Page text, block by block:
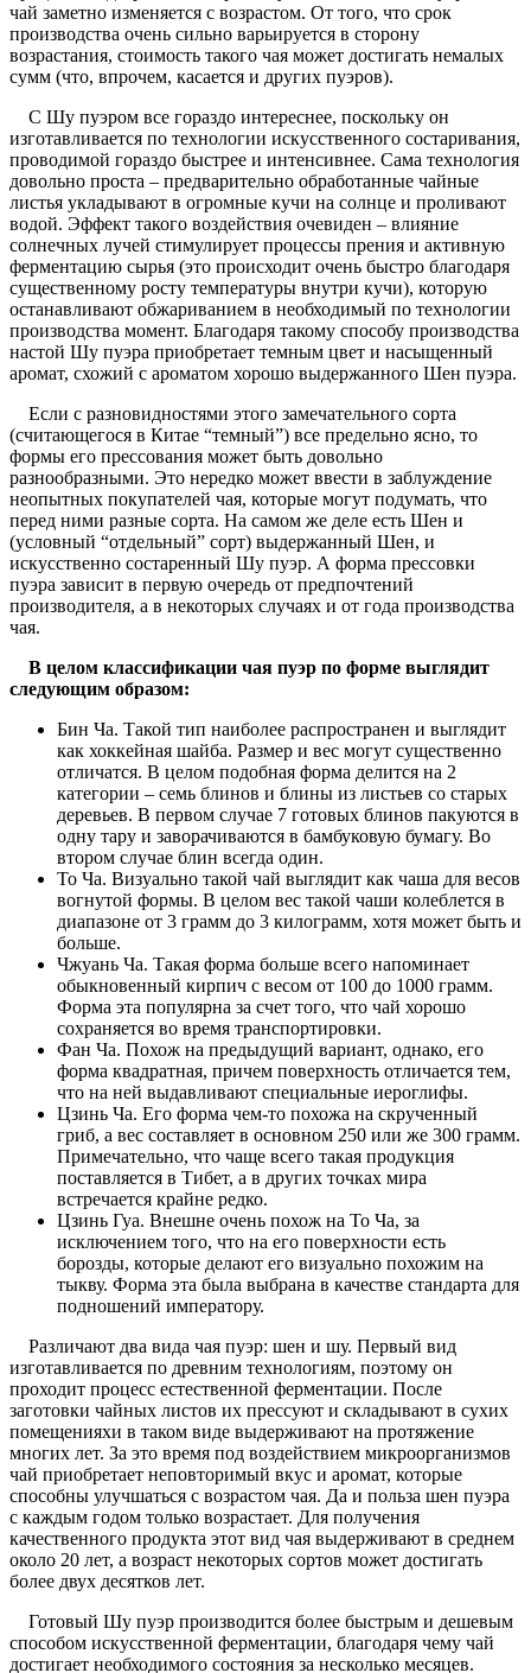
чай заметно изменяется с возрастом. От того, что срок
производства очень сильно варьируется в сторону
возрастания, стоимость такого чая может достигать немалых
сумм (что, впрочем, касается и других пуэров).
С Шу пуэром все гораздо интереснее, поскольку он
изготавливается по технологии искусственного состаривания,
проводимой гораздо быстрее и интенсивнее. Сама технология
довольно проста – предварительно обработанные чайные
листья укладывают в огромные кучи на солнце и проливают
водой. Эффект такого воздействия очевиден – влияние
солнечных лучей стимулирует процессы прения и активную
ферментацию сырья (это происходит очень быстро благодаря
существенному росту температуры внутри кучи), которую
останавливают обжариванием в необходимый по технологии
производства момент. Благодаря такому способу производства
настой Шу пуэра приобретает темным цвет и насыщенный
аромат, схожий с ароматом хорошо выдержанного Шен пуэра.
Если с разновидностями этого замечательного сорта
(считающегося в Китае “темный”) все предельно ясно, то
формы его прессования может быть довольно
разнообразными. Это нередко может ввести в заблуждение
неопытных покупателей чая, которые могут подумать, что
перед ними разные сорта. На самом же деле есть Шен и
(условный “отдельный” сорт) выдержанный Шен, и
искусственно состаренный Шу пуэр. А форма прессовки
пуэра зависит в первую очередь от предпочтений
производителя, а в некоторых случаях и от года производства
чая.
В целом классификации чая пуэр по форме выглядит
следующим образом:
Бин Ча. Такой тип наиболее распространен и выглядит
как хоккейная шайба. Размер и вес могут существенно
отличатся. В целом подобная форма делится на 2
категории – семь блинов и блины из листьев со старых
деревьев. В первом случае 7 готовых блинов пакуются в
одну тару и заворачиваются в бамбуковую бумагу. Во
втором случае блин всегда один.
То Ча. Визуально такой чай выглядит как чаша для весов
вогнутой формы. В целом вес такой чаши колеблется в
диапазоне от 3 грамм до 3 килограмм, хотя может быть и
больше.
Чжуань Ча. Такая форма больше всего напоминает
обыкновенный кирпич с весом от 100 до 1000 грамм.
Форма эта популярна за счет того, что чай хорошо
сохраняется во время транспортировки.
Фан Ча. Похож на предыдущий вариант, однако, его
форма квадратная, причем поверхность отличается тем,
что на ней выдавливают специальные иероглифы.
Цзинь Ча. Его форма чем-то похожа на скрученный
гриб, а вес составляет в основном 250 или же 300 грамм.
Примечательно, что чаще всего такая продукция
поставляется в Тибет, а в других точках мира
встречается крайне редко.
Цзинь Гуа. Внешне очень похож на То Ча, за
исключением того, что на его поверхности есть
борозды, которые делают его визуально похожим на
тыкву. Форма эта была выбрана в качестве стандарта для
подношений императору.
Различают два вида чая пуэр: шен и шу. Первый вид
изготавливается по древним технологиям, поэтому он
проходит процесс естественной ферментации. После
заготовки чайных листов их прессуют и складывают в сухих
помещенияхи в таком виде выдерживают на протяжение
многих лет. За это время под воздействием микроорганизмов
чай приобретает неповторимый вкус и аромат, которые
способны улучшаться с возрастом чая. Да и польза шен пуэра
с каждым годом только возрастает. Для получения
качественного продукта этот вид чая выдерживают в среднем
около 20 лет, а возраст некоторых сортов может достигать
более двух десятков лет.
Готовый Шу пуэр производится более быстрым и дешевым
способом искусственной ферментации, благодаря чему чай
достигает необходимого состояния за несколько месяцев.